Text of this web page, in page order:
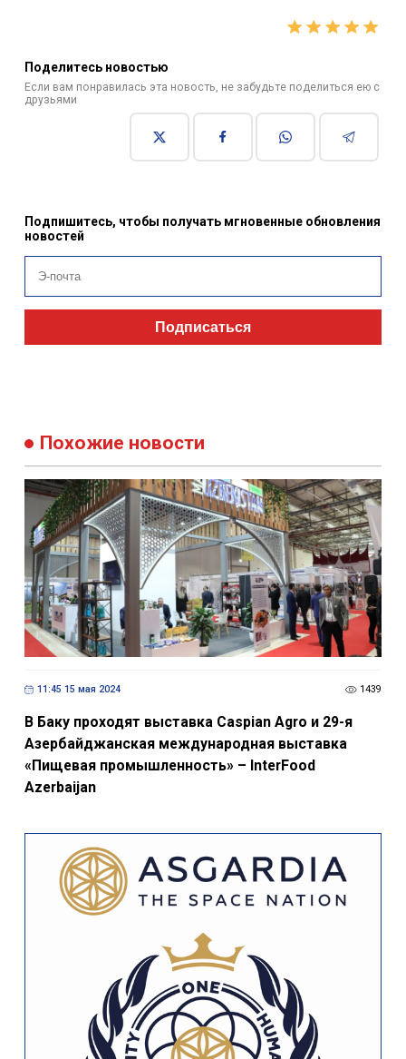
Поделитесь новостью
Если вам понравилась эта новость, не забудьте поделиться ею с
друзьями
Подпишитесь, чтобы получать мгновенные обновления
новостей
Подписаться
Похожие новости
11:45 15 мая 2024 1439
В Баку проходят выставка Caspian Agro и 29-я
Азербайджанская международная выставка
«Пищевая промышленность» – InterFood
Azerbaijan